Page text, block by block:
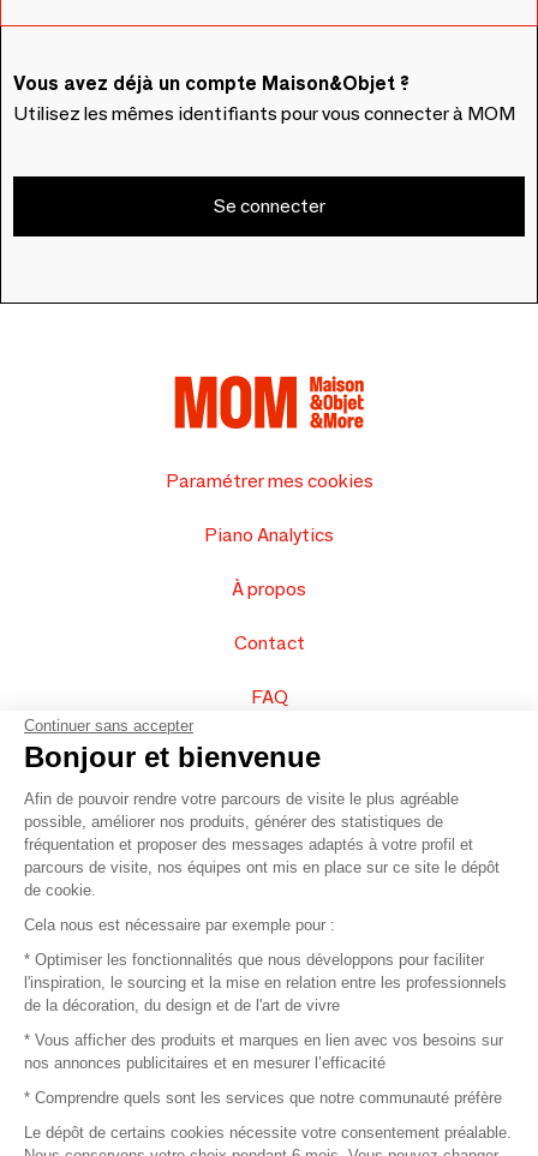
Vous avez déjà un compte Maison&Objet ?
Utilisez les mêmes identifiants pour vous connecter à MOM
Se connecter
Paramétrer mes cookies
Piano Analytics
À propos
Contact
FAQ
Vendez vos produits
Plan du site
© 2016 –Organisation SAFI
Recrutement
Mentions légales
Continuer sans accepter
Bonjour et bienvenue
Afin de pouvoir rendre votre parcours de visite le plus agréable
possible, améliorer nos produits, générer des statistiques de
fréquentation et proposer des messages adaptés à votre profil et
parcours de visite, nos équipes ont mis en place sur ce site le dépôt
de cookie.
Cela nous est nécessaire par exemple pour :
* Optimiser les fonctionnalités que nous développons pour faciliter
l'inspiration, le sourcing et la mise en relation entre les professionnels
de la décoration, du design et de l'art de vivre
* Vous afficher des produits et marques en lien avec vos besoins sur
nos annonces publicitaires et en mesurer l’efficacité
* Comprendre quels sont les services que notre communauté préfère
Le dépôt de certains cookies nécessite votre consentement préalable.